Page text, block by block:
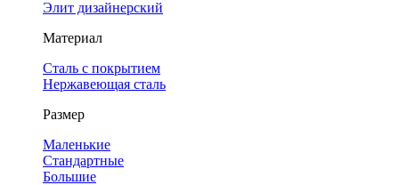
Элит дизайнерский
Материал
Сталь с покрытием
Нержавеющая сталь
Размер
Маленькие
Стандартные
Большие